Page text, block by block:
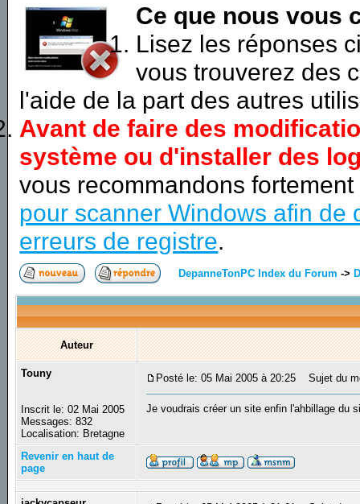
Ce que nous vous
Lisez les réponses
vous trouverez des
l'aide de la part des autres
Avant de faire des
système ou d'installer des
vous recommandons
pour scanner Windows afin de
erreurs de registre.
DepanneTonPC Index du Forum ->
Auteur
Touny
Inscrit le: 02 Mai 2005
Messages: 832
Localisation: Bretagne
Posté le: 05 Mai 2005 à 20:25 Sujet du
Je voudrais créer un site enfin l'ahbillage du
Revenir en haut de
page